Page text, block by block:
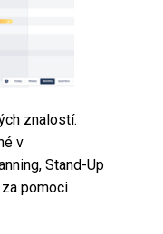
znalostí.
v
Stand-Up
pomoci